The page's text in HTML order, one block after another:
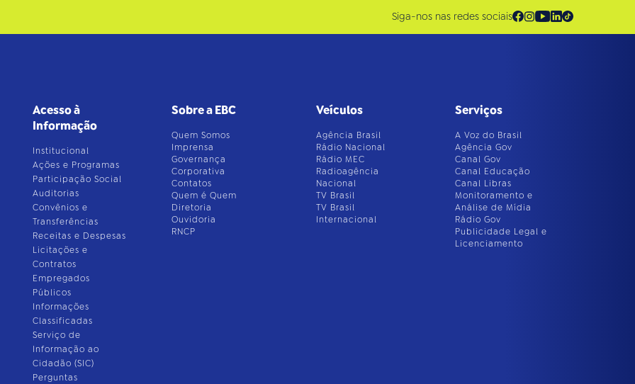
Siga-nos nas redes sociais
Acesso à
Informação
Institucional
Ações e Programas
Participação Social
Auditorias
Convênios e
Transferências
Receitas e Despesas
Licitações e
Contratos
Empregados
Públicos
Informações
Classificadas
Serviço de
Informação ao
Cidadão (SIC)
Perguntas
Sobre a EBC
Quem Somos
Imprensa
Governança
Corporativa
Contatos
Quem é Quem
Diretoria
Ouvidoria
RNCP
Veículos
Agência Brasil
Rádio Nacional
Rádio MEC
Radioagência
Nacional
TV Brasil
TV Brasil
Internacional
Serviços
A Voz do Brasil
Agência Gov
Canal Gov
Canal Educação
Canal Libras
Monitoramento e
Análise de Mídia
Rádio Gov
Publicidade Legal e
Licenciamento